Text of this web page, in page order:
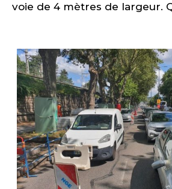
voie de 4 mètres de largeur.